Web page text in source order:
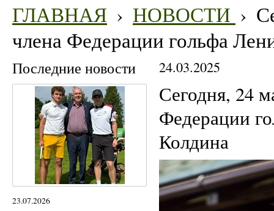
ГЛАВНАЯ › НОВОСТИ ›
члена Федерации гольфа
Последние новости
23.07.2026
24.03.2025
Сегодня, 24
Федерации
Колдина